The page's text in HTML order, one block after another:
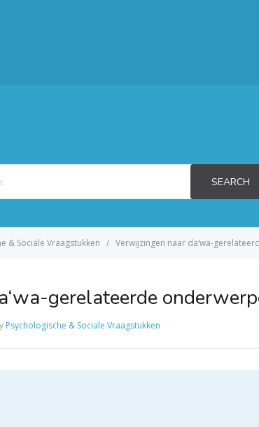
SEARCH
& Sociale Vraagstukken Verwijzingen naar da‘wa-
gerelateerde
Psychologische & Sociale Vraagstukken